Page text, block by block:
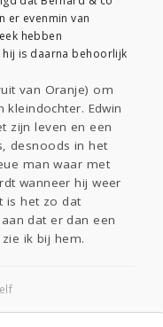
er evenmin van
hebben
is daarna behoorlijk
van Oranje) om
Edwin
zijn leven en een
desnoods in het
man waar met
wanneer hij weer
is het zo dat
dat er dan een
ik bij hem.